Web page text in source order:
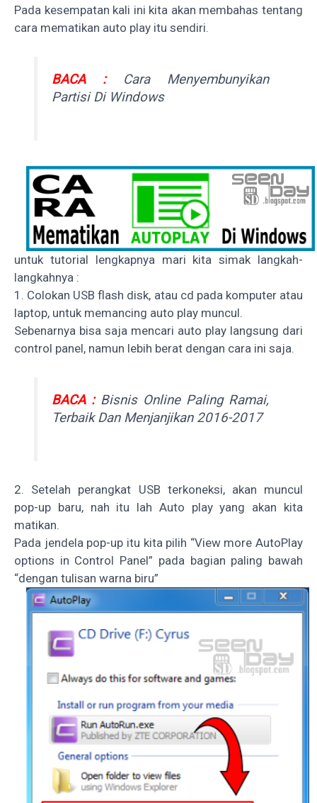
Pada kesempatan kali ini kita akan membahas tentang
cara mematikan auto play itu sendiri.
BACA : Cara Menyembunyikan
Partisi Di Windows
untuk tutorial lengkapnya mari kita simak langkah-
langkahnya :
1. Colokan USB flash disk, atau cd pada komputer atau
laptop, untuk memancing auto play muncul.
Sebenarnya bisa saja mencari auto play langsung dari
control panel, namun lebih berat dengan cara ini saja.
BACA : Bisnis Online Paling Ramai,
Terbaik Dan Menjanjikan 2016-2017
2. Setelah perangkat USB terkoneksi, akan muncul
pop-up baru, nah itu lah Auto play yang akan kita
matikan.
Pada jendela pop-up itu kita pilih “View more AutoPlay
options in Control Panel” pada bagian paling bawah
“dengan tulisan warna biru”